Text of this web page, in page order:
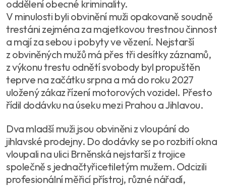
oddělení obecné kriminality.
V minulosti byli obvinění muži opakovaně soudně
trestáni zejména za majetkovou trestnou činnost
a mají za sebou i pobyty ve vězení. Nejstarší
z obviněných mužů má přes tři desítky záznamů,
z výkonu trestu odnětí svobody byl propuštěn
teprve na začátku srpna a má do roku 2027
uložený zákaz řízení motorových vozidel. Přesto
řídil dodávku na úseku mezi Prahou a Jihlavou.
Dva mladší muži jsou obviněni z vloupání do
jihlavské prodejny. Do dodávky se po rozbití okna
vloupali na ulici Brněnská nejstarší z trojice
společně s jednačtyřicetiletým mužem. Odcizili
profesionální měřicí přístroj, různé nářadí,